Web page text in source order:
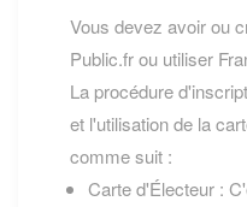
Vous devez avoir ou
Public.fr ou utiliser
La procédure
et l'utilisation de la
comme suit :
Carte d'Électeur :